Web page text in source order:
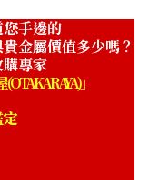
手邊的
金屬價值多少嗎？
專家
(OTAKARAYA)」
定